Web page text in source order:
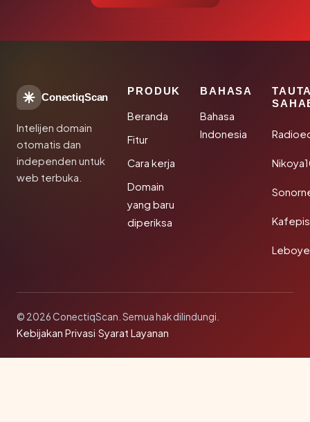
ConectiqScan
Intelijen domain
otomatis dan
independen untuk
web terbuka.
PRODUK
Beranda
Fitur
Cara kerja
Domain
yang baru
diperiksa
BAHASA
Bahasa
Indonesia
© 2026 ConectiqScan. Semua hak dilindungi.
Kebijakan Privasi·Syarat Layanan